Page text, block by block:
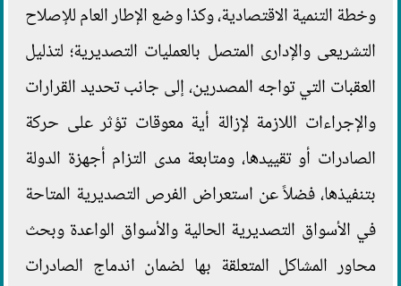
وخطة التنمية الاقتصادية، وكذا وضع الإطار العام للإصلاح
التشريعى والإدارى المتصل بالعمليات التصديرية؛ لتذليل
العقبات التي تواجه المصدرين، إلى جانب تحديد القرارات
والإجراءات اللازمة لإزالة أية معوقات تؤثر على حركة
الصادرات أو تقييدها، ومتابعة مدى التزام أجهزة الدولة
بتنفيذها، فضلاً عن استعراض الفرص التصديرية المتاحة
في الأسواق التصديرية الحالية والأسواق الواعدة وبحث
محاور المشاكل المتعلقة بها لضمان اندماج الصادرات